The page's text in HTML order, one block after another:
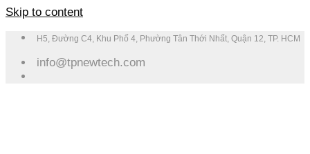
Skip to content
H5, Đường C4, Khu Phố 4, Phường Tân Thới Nhất, Quận 12, TP. HCM
info@tpnewtech.com